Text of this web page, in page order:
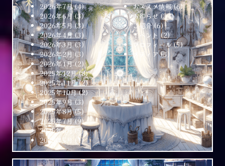
2026年7月(4)
2026年6月(3)
2026年5月(3)
2026年4月(3)
2026年3月(3)
2026年2月(3)
2026年1月(2)
2025年12月(8)
2025年11月(2)
2025年10月(2)
2025年9月(3)
2025年8月(5)
2025年7月(9)
2025年6月(5)
2025年5月 (1)
おススメ情報(6)
お知らせ(34)
ご紹介(6)
イベント (2)
プロフィール(5)
メディア(3)